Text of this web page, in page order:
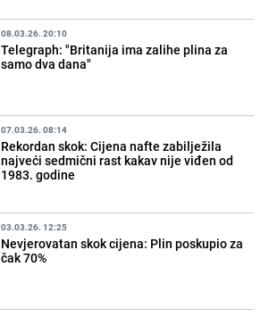
08.03.26. 20:10
Telegraph: "Britanija ima zalihe plina za
samo dva dana"
07.03.26. 08:14
Rekordan skok: Cijena nafte zabilježila
najveći sedmični rast kakav nije viđen od
1983. godine
03.03.26. 12:25
Nevjerovatan skok cijena: Plin poskupio za
čak 70%